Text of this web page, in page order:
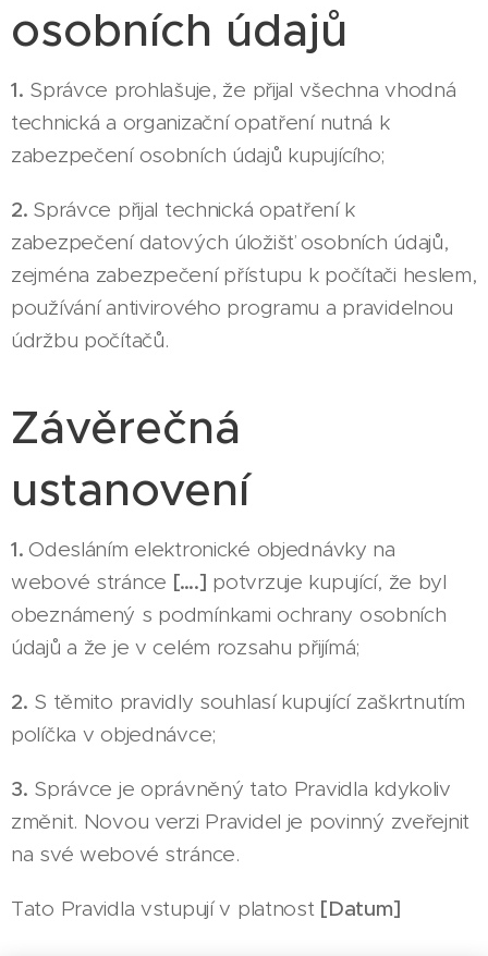
osobních údajů
1. Správce prohlašuje, že přijal všechna vhodná
technická a organizační opatření nutná k
zabezpečení osobních údajů kupujícího;
2. Správce přijal technická opatření k
zabezpečení datových úložišť osobních údajů,
zejména zabezpečení přístupu k počítači heslem,
používání antivirového programu a pravidelnou
údržbu počítačů.
Závěrečná
ustanovení
1.Odesláním elektronické objednávky na
webové stránce [….] potvrzuje kupující, že byl
obeznámený s podmínkami ochrany osobních
údajů a že je v celém rozsahu přijímá;
2. S těmito pravidly souhlasí kupující zaškrtnutím
políčka v objednávce;
3. Správce je oprávněný tato Pravidla kdykoliv
změnit. Novou verzi Pravidel je povinný zveřejnit
na své webové stránce.
Tato Pravidla vstupují v platnost [Datum]